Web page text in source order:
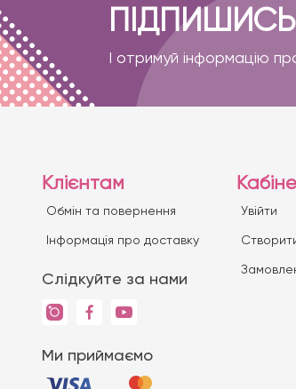
І отримуй інформацію
Клієнтам
Обмін та повернення
Iнформація про доставку
Слідкуйте за нами
Ми приймаємо
Увійти